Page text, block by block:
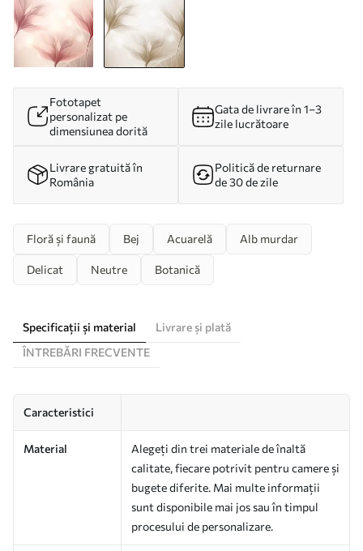
Fototapet
personalizat pe
dimensiunea dorită
Gata de livrare în 1–3
zile lucrătoare
Livrare gratuită în
România
Politică de returnare
de 30 de zile
Floră și faună Bej Acuarelă Alb murdar
Delicat Neutre Botanică
Specificații și material
Livrare și plată
ÎNTREBĂRI FRECVENTE
Caracteristici
Material
Alegeți din trei materiale de înaltă
calitate, fiecare potrivit pentru camere și
bugete diferite. Mai multe informații
sunt disponibile mai jos sau în timpul
procesului de personalizare.